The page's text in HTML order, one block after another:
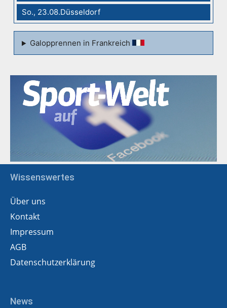
So., 23.08.Düsseldorf
Galopprennen in Frankreich
Wissenswertes
Über uns
Kontakt
Impressum
AGB
Datenschutzerklärung
News